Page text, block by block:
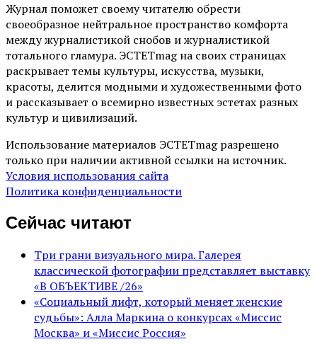
Журнал поможет своему читателю обрести
своеобразное нейтральное пространство комфорта
между журналистикой снобов и журналистикой
тотального гламура. ЭСТЕТmag на своих страницах
раскрывает темы культуры, искусства, музыки,
красоты, делится модными и художественными фото
и рассказывает о всемирно известных эстетах разных
культур и цивилизаций.
Использование материалов ЭСТЕТmag разрешено
только при наличии активной ссылки на источник.
Условия использования сайта
Политика конфиденциальности
Сейчас читают
Три грани визуального мира. Галерея
классической фотографии представляет выставку
«В ОБЪЕКТИВЕ /26»
«Социальный лифт, который меняет женские
судьбы»: Алла Маркина о конкурсах «Миссис
Москва» и «Миссис Россия»